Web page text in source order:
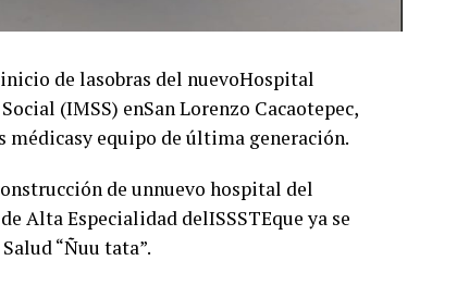
de lasobras del nuevoHospital
(IMSS) enSan Lorenzo Cacaotepec,
médicasy equipo de última generación.
de unnuevo hospital del
Alta Especialidad delISSSTEque ya se
“Ñuu tata”.